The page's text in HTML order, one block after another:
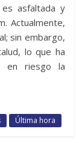
asfaltada y
Actualmente,
sin embargo,
lo que ha
en riesgo la
Última hora